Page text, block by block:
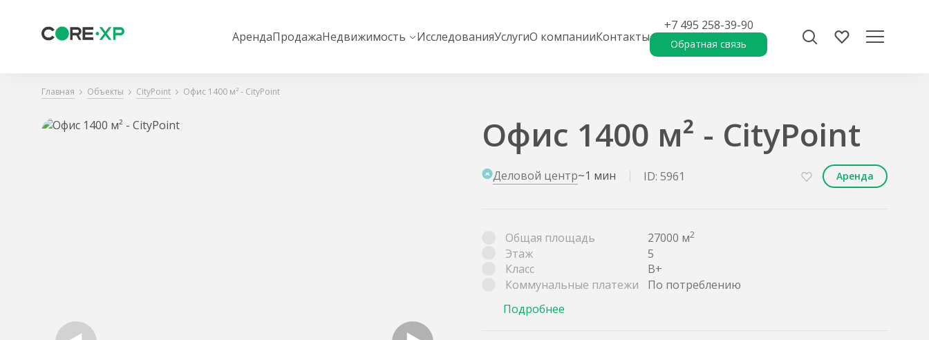
АрендаПродажаНедвижимость ИсследованияУслугиО компанииКонтакты
+7 495 258-39-90
Обратная связь
Главная Объекты CityPoint Офис 1400 м² - CityPoint
Офис 1400 м² - CityPoint
Деловой центр~1 мин ID: 5961 Аренда
Общая площадь 27000 м2
Этаж
5
Класс
B+
Коммунальные платежи
По потреблению
Подробнее